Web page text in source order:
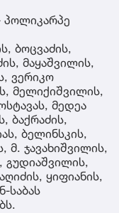
პოლიკარპე
ბოცვაძის,
მაყაშვილის,
ვერიკო
მელიქიშვილის,
მედეა
ბაქრაძის,
ბელინსკის,
მ. ჯავახიშვილის,
გუდიაშვილის,
ყიფიანის,
საბას